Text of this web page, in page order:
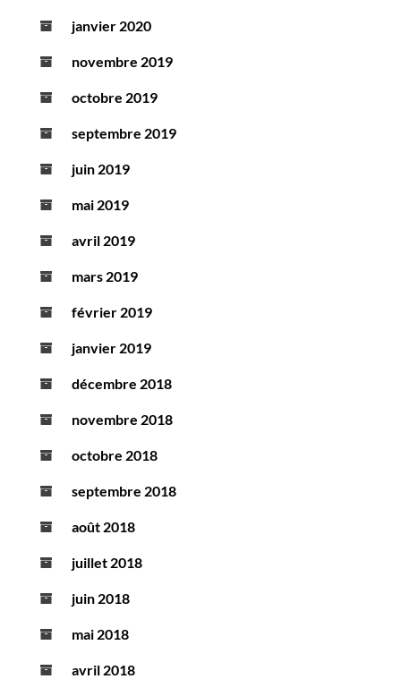
janvier 2020
novembre 2019
octobre 2019
septembre 2019
juin 2019
mai 2019
avril 2019
mars 2019
février 2019
janvier 2019
décembre 2018
novembre 2018
octobre 2018
septembre 2018
août 2018
juillet 2018
juin 2018
mai 2018
avril 2018